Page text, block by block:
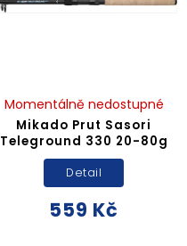
Mikado Prut Sasori
Teleground 330 20-80g
Momentálně nedostupné
559 Kč
Detail